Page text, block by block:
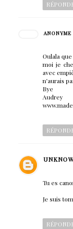
ANONYME
Oulala
moi je
avec
n'aurais
Bye
Audrey
Tu es
Je suis